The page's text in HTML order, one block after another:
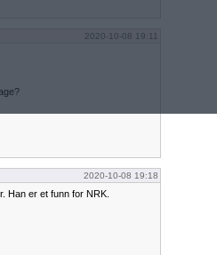
2020-10-08 19:11
2020-10-08 19:18
Han er et funn for NRK.